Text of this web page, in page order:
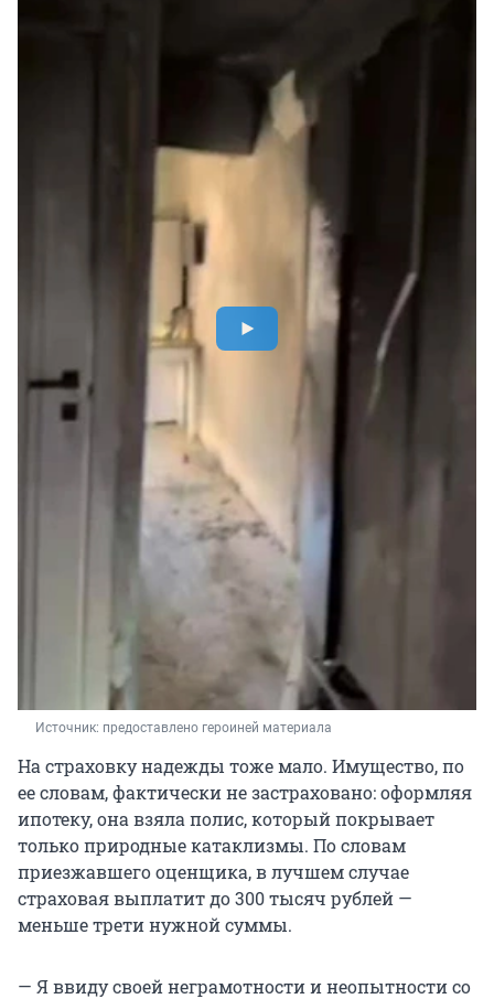
Источник: предоставлено героиней материала
На страховку надежды тоже мало. Имущество, по
ее словам, фактически не застраховано: оформляя
ипотеку, она взяла полис, который покрывает
только природные катаклизмы. По словам
приезжавшего оценщика, в лучшем случае
страховая выплатит до300 тысяч рублей —
меньше трети нужной суммы.
— Я ввиду своей неграмотности и неопытности со